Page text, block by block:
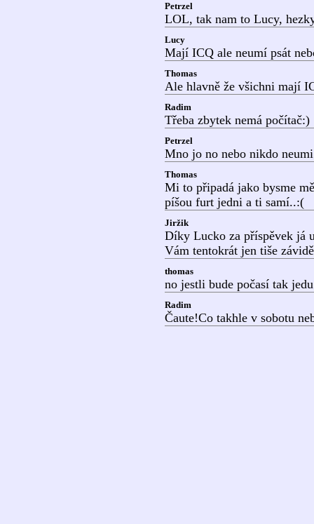
Petrzel
LOL, tak nam to Lucy,
Lucy
Mají ICQ ale neumí psát
Thomas
Ale hlavně že všichni mají
Radim
Třeba zbytek nemá počítač:)
Petrzel
Mno jo no nebo nikdo
Thomas
Mi to připadá jako bysme
píšou furt jedni a ti samí..:(
Jiržik
Díky Lucko za příspěvek já
Vám tentokrát jen tiše
thomas
no jestli bude počasí tak
Radim
Čaute!Co takhle v sobotu